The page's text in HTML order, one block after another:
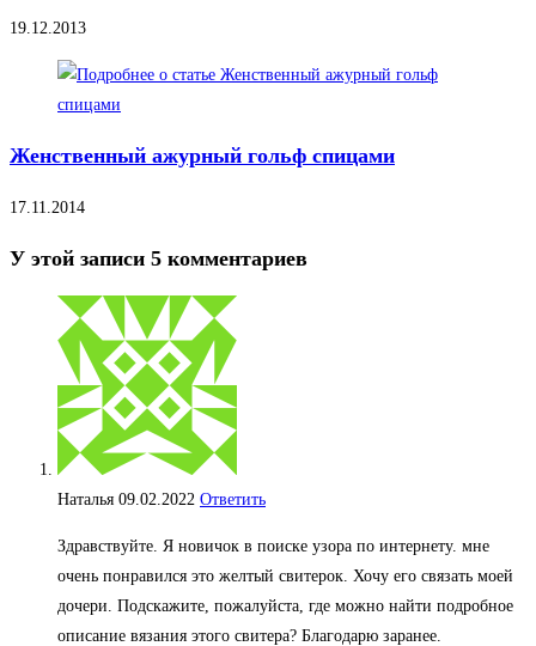
19.12.2013
Женственный ажурный гольф спицами
17.11.2014
У этой записи 5 комментариев
Наталья 09.02.2022 Ответить
Здравствуйте. Я новичок в поиске узора по интернету. мне
очень понравился это желтый свитерок. Хочу его связать моей
дочери. Подскажите, пожалуйста, где можно найти подробное
описание вязания этого свитера? Благодарю заранее.